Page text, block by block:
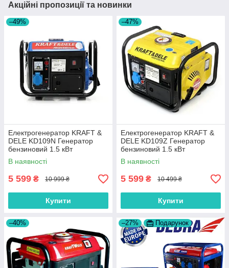
Акційні пропозиції та новинки
–49%
Електрогенератор KRAFT &
DELE KD109N Генератор
бензиновий 1.5 кВт
В наявності
5 599 ₴ 10 999 ₴
Купити
–47%
Електрогенератор KRAFT &
DELE KD109Z Генератор
бензиновий 1.5 кВт
В наявності
5 599 ₴ 10 499 ₴
Купити
–40% –27% Подарунок